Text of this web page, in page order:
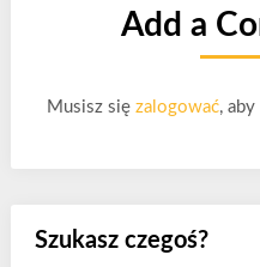
Add a
Musisz się zalogować, aby
Szukasz czegoś?